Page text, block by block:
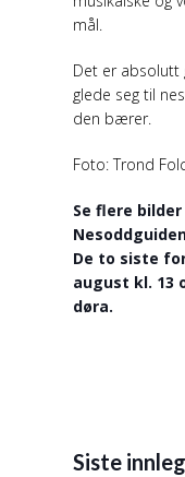
mål.
Det er absolutt
glede seg til
den bærer.
Foto: Trond
Se flere
De to siste
august kl. 13
døra.
Siste